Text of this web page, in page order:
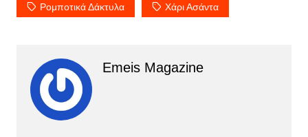
Ρομποτικά Δάκτυλα Χάρι Ασάντα
Emeis Magazine